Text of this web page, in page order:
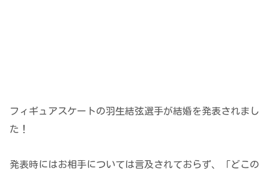
フィギュアスケートの羽生結弦選手が結婚を発表されまし
た！
発表時にはお相手については言及されておらず、「どこの